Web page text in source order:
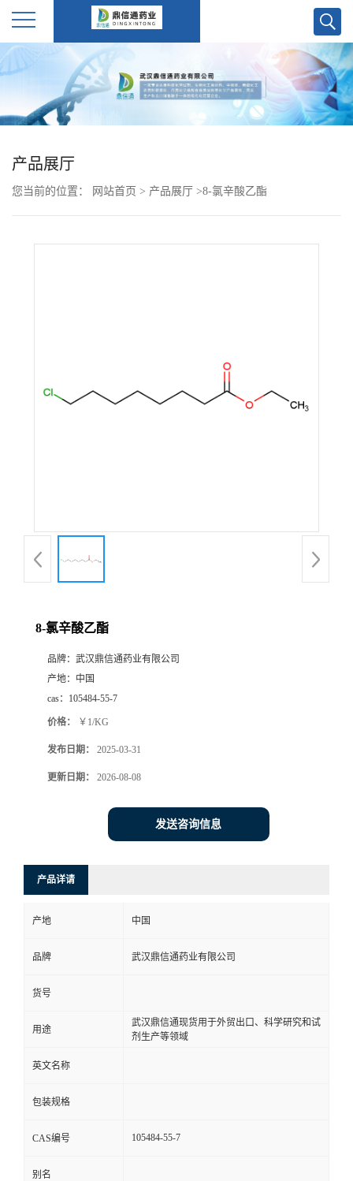
公
产
产品展厅
您当前的位置： 网站首页 > 产品展厅 >8-氯辛酸乙酯
8-氯辛酸乙酯
品牌： 武汉鼎信通药业有限公司
产地： 中国
cas： 105484-55-7
价格： ￥1/KG
发布日期： 2025-03-31
更新日期： 2026-08-08
发送咨询信息
产品详请
产地 中国
品牌 武汉鼎信通药业有限公司
货号
用途
武汉鼎信通现货用于外贸出口、科学研究和试
剂生产等领域
英文名称
包装规格
CAS编号 105484-55-7
别名